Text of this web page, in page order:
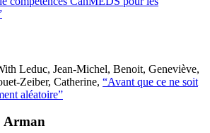
Leduc, Jean-Michel, Benoit, Geneviève,
Zeiber, Catherine, “Avant que ce ne soit
aléatoire”
Arman